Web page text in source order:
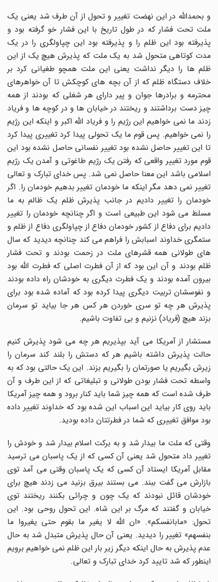
و بحمدالله در این نهضت تغییر و تحول از آن طرف شد یعنی یک
ملت تحت فشار که در طول تاریخ با این فشار خو گرفته بود و
پذیرفته بود این ظلم را و پذیرفته بود این چپاولگری را در یک
مدت کوتاهی متحول شد به یک ملت که پذیرش هیچ یک از این
ظلم ها را دیگر نداشت یعنی این ملت همچو طغیانی کرد بر
خلاف دستگاه ظلم که از آن بچه های کوچکش تا آن خواهرهای
محترمه و برادرها جوان و پیر دارای هر شغلی که بودند از همه
چیز دست برداشتند و ریختند در خیابان ها و در کوچه ها و فریاد
زدند ما نمی خواهیم این رژیم را و فریاد الله اکبر و اینکه این رژیم
را نمی خواهیم. پس قوم ما یک تحولی پیدا کرد تغییری پیدا کرد
تا این تغییر حاصل نشده بود تغییر نفسانی حاصل نشده بود این
قوم مورد تغییر واقعی که رفتن یک رژیم طاغوتی و آمدن یک رژیم
اسلامی باشد این معنا حاصل نمی شد. پس خدای تبارک و تعالی
تغییر نمی دهد مگر اینکه ما خودمان تغییر بدهیم خودمان را. اگر
خودمان را تغییر دادیم در جانب پذیرش ظلم یک ظالم به ما
مسلط می شود این طبیعی است و اگر چنانچه خودمان را تغییر
دادیم برای دفاع از کشور خودمان دفاع از چپاولگری دفاع از ظلم و
ستمگری خداوند اسبابش را فراهم می کند چنانچه دیدید که سال
های طولانی همه قشرهای ملت در زحمت بودند و تحت فشار
ظلم بودند و آن این بود که از آن فطرت اصلی که فطرت الله بود
بیرون آمده بودند و یک فطرت دیگری به خودشان راه داده بودند
و نفوسشان تربیت دیگری پیدا کرده بود که آماده شده بود برای
پذیرش هر چه تو سری خوردن هر کس هر جا بیاید تو سرمان
بزند هیچ (فریاد) نزنیم و بی تفاوت باشیم.
مستشار از آمریکا می آید بپذیریم هر چه می شود پذیرش کنیم
حالت پذیرش داشته باشیم هر که دستش را بلند کند سرمان را
زیرش بگیریم یا صورتمان را بگیریم بزند. این یک حالتی بود که به
واسطه تحت فشار بودن طولانی و تبلیغاتی که از این طرف و آن
طرف شده است که همه چیز شما باید کنار برود و همه چیز آمریکا
باید روی کار بیاید این اسباب این شده بود که خداوند تغییر داده
بود موافق تغییری که شما در فطرتتان داده بودید.
وقتی که ملت ما بیدار شد و به برکت اسلام بیدار شد و خودش را
تغییر داد متحول شد یعنی آن کسی که از یک پاسبان می ترسید
مقابل آمریکا ایستاد آن کسی که یک پاسبان وقتی می آمد توی
بازارش می گفت ببند. می بستند بیرق بزنید می زدند هیچ برای
خودشان قائل نبودند که یک چون و چرائی بکنند ریختند توی
خیابان و گفتند که مرگ بر این شاه. این تحول روحی بود. این
تحول: «مابانفسکم». «ان الله لا یغیر ما بقوم حتی یغیروا ما
بنفسهم» تغییر را دیدید. یعنی آن حال پذیرش متبدل شد به حال
عدم پذیرش به حال اینکه دیگر زیر بار این ظلم نمی خواهیم برویم
اینطور که شد تایید کرد خدای تبارک و تعالی.